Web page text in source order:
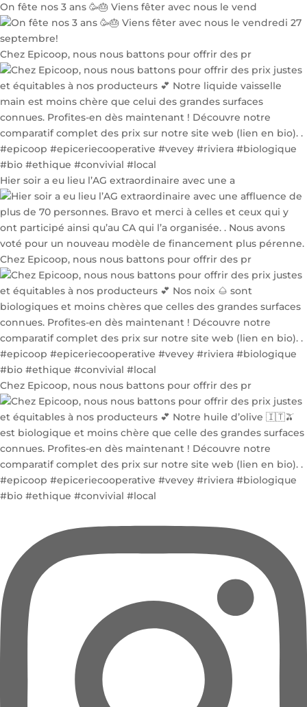
On fête nos 3 ans 🥳🎂 Viens fêter avec nous le vend
Chez Epicoop, nous nous battons pour offrir des pr
Hier soir a eu lieu l’AG extraordinaire avec une a
Chez Epicoop, nous nous battons pour offrir des pr
Chez Epicoop, nous nous battons pour offrir des pr